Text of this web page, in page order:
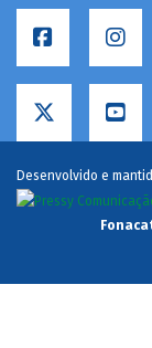
Desenvolvido e